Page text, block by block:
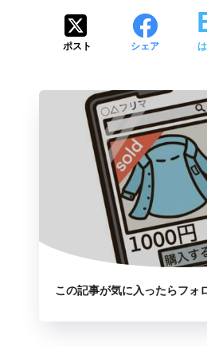
ポスト シェア
この記事が気に入ったらフォ